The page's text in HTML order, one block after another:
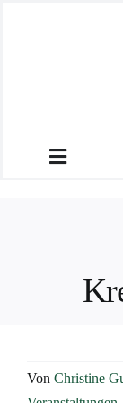
Toggle
Von Christine